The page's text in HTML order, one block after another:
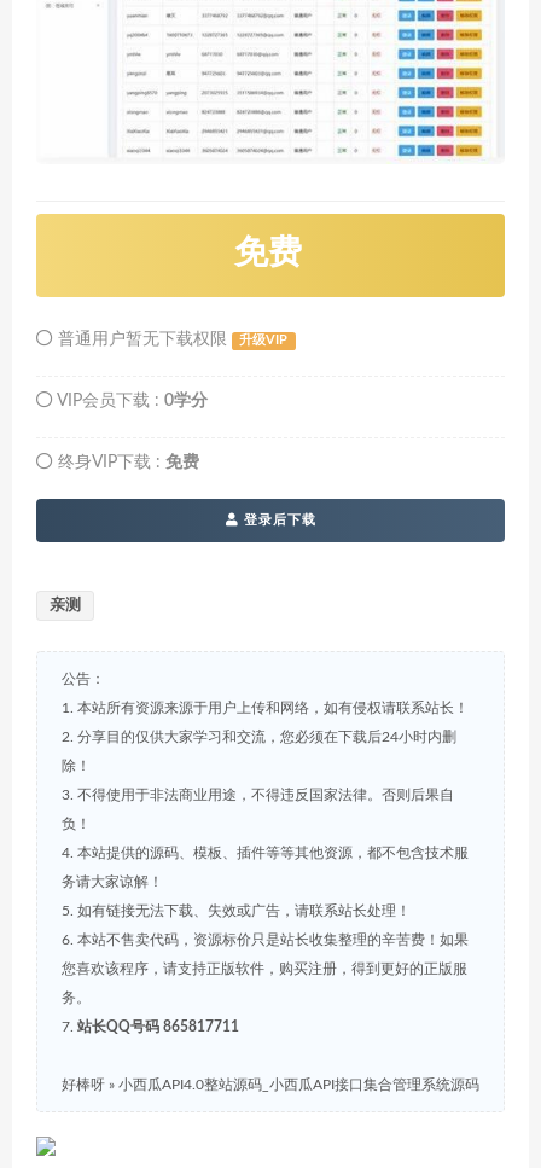
免费
普通用户暂无下载权限 升级VIP
VIP会员下载 : 0学分
终身VIP下载 : 免费
登录后下载
亲测
公告：
1. 本站所有资源来源于用户上传和网络，如有侵权请联系站长！
2. 分享目的仅供大家学习和交流，您必须在下载后24小时内删
除！
3. 不得使用于非法商业用途，不得违反国家法律。否则后果自
负！
4. 本站提供的源码、模板、插件等等其他资源，都不包含技术服
务请大家谅解！
5. 如有链接无法下载、失效或广告，请联系站长处理！
6. 本站不售卖代码，资源标价只是站长收集整理的辛苦费！如果
您喜欢该程序，请支持正版软件，购买注册，得到更好的正版服
务。
7. 站长QQ号码 865817711
好棒呀 » 小西瓜API4.0整站源码_小西瓜API接口集合管理系统源码